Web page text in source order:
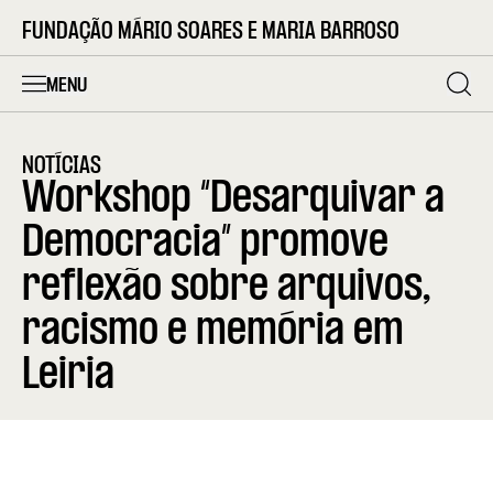
FUNDAÇÃO MÁRIO SOARES E MARIA BARROSO
MENU
NOTÍCIAS
Workshop “Desarquivar a
Democracia” promove
reflexão sobre arquivos,
racismo e memória em
Leiria